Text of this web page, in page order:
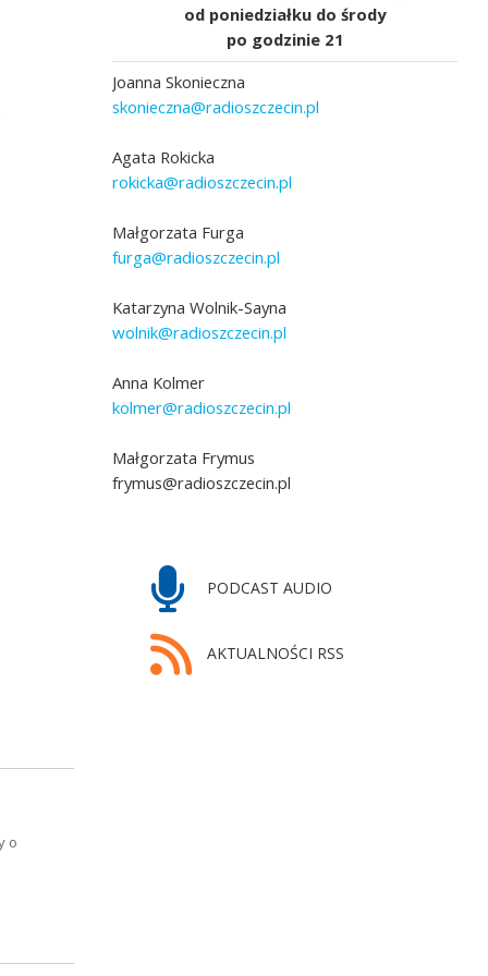
od poniedziałku do środy
po godzinie 21
Joanna Skonieczna
skonieczna@radioszczecin.pl
Agata Rokicka
rokicka@radioszczecin.pl
Małgorzata Furga
furga@radioszczecin.pl
Katarzyna Wolnik-Sayna
wolnik@radioszczecin.pl
Anna Kolmer
kolmer@radioszczecin.pl
Małgorzata Frymus
frymus@radioszczecin.pl
PODCAST AUDIO
AKTUALNOŚCI RSS
o